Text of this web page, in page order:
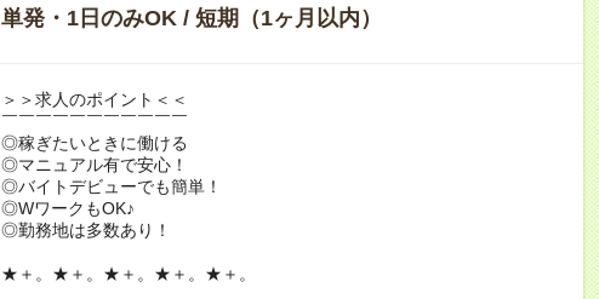
単発・1日のみOK / 短期（1ヶ月以内）
＞＞求人のポイント＜＜
￣￣￣￣￣￣￣￣￣￣￣
◎稼ぎたいときに働ける
◎マニュアル有で安心！
◎バイトデビューでも簡単！
◎WワークもOK♪
◎勤務地は多数あり！
★＋。★＋。★＋。★＋。★＋。